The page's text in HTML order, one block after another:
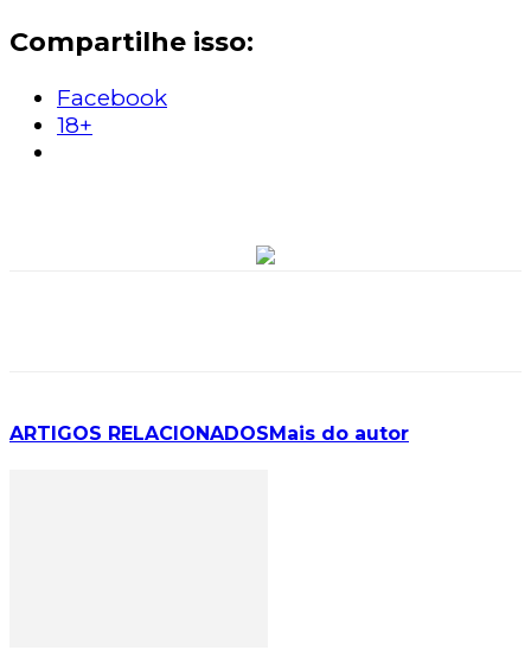
Compartilhe isso:
Facebook
18+
ARTIGOS RELACIONADOSMais do autor